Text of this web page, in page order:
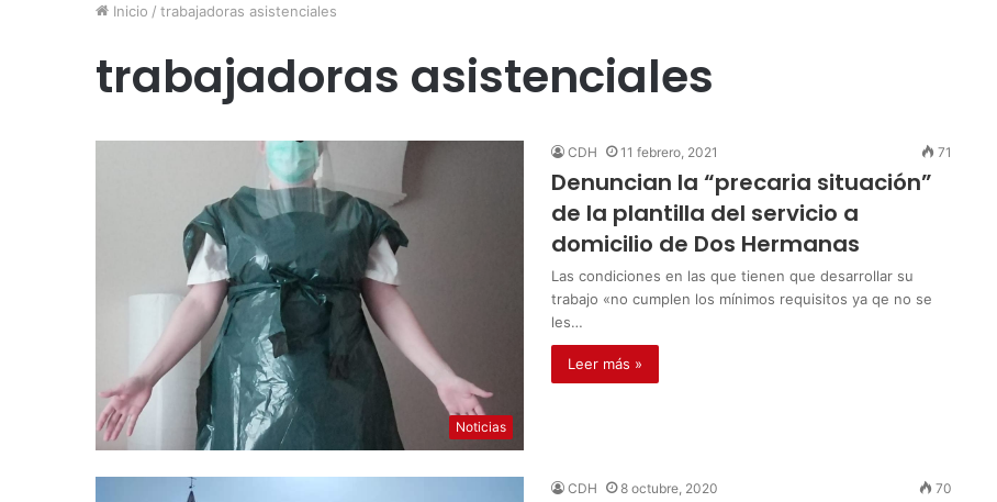
Inicio / trabajadoras asistenciales
trabajadoras asistenciales
Noticias
CDH 11 febrero, 2021 71
Denuncian la “precaria situación”
de la plantilla del servicio a
domicilio de Dos Hermanas
Las condiciones en las que tienen que desarrollar su
trabajo «no cumplen los mínimos requisitos ya qe no se
les…
Leer más »
CDH 8 octubre, 2020 70